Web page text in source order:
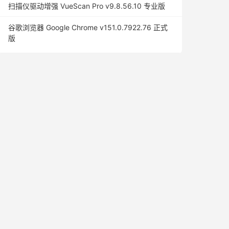
扫描仪驱动增强 VueScan Pro v9.8.56.10 专业版
谷歌浏览器 Google Chrome v151.0.7922.76 正式
版